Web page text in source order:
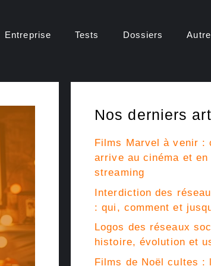
Entreprise Tests Dossiers
Nos derniers
Films Marvel à venir :
arrive au cinéma et en
streaming
Interdiction des
: qui, comment et
Logos des réseaux
histoire, évolution et
Films de Noël cultes :